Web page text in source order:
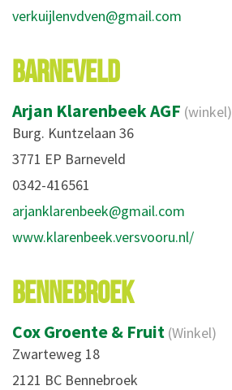
verkuijlenvdven@gmail.com
BARNEVELD
Arjan Klarenbeek AGF (winkel)
Burg. Kuntzelaan 36
3771 EP Barneveld
0342-416561
arjanklarenbeek@gmail.com
www.klarenbeek.versvooru.nl/
BENNEBROEK
Cox Groente & Fruit (Winkel)
Zwarteweg 18
2121 BC Bennebroek